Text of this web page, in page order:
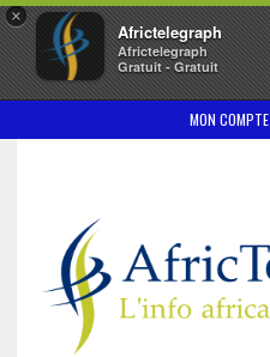
×
Africtelegraph
Africtelegraph
Gratuit - Gratuit
MON COMPTE